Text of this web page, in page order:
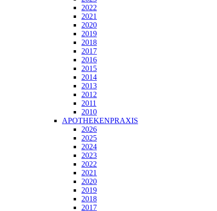
2022
2021
2020
2019
2018
2017
2016
2015
2014
2013
2012
2011
2010
APOTHEKENPRAXIS
2026
2025
2024
2023
2022
2021
2020
2019
2018
2017